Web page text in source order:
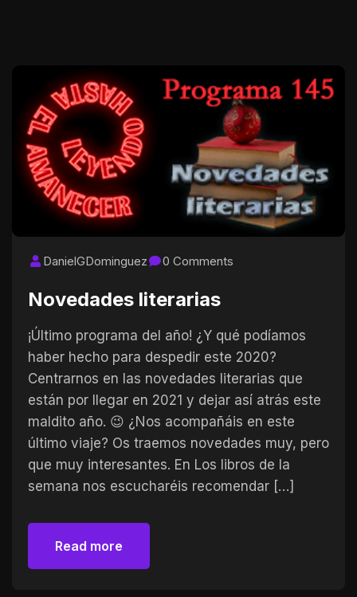
DanielGDominguez 0 Comments
Novedades literarias
¡Último programa del año! ¿Y qué podíamos
haber hecho para despedir este 2020?
Centrarnos en las novedades literarias que
están por llegar en 2021 y dejar así atrás este
maldito año. 😉 ¿Nos acompañáis en este
último viaje? Os traemos novedades muy, pero
que muy interesantes. En Los libros de la
semana nos escucharéis recomendar […]
Read more